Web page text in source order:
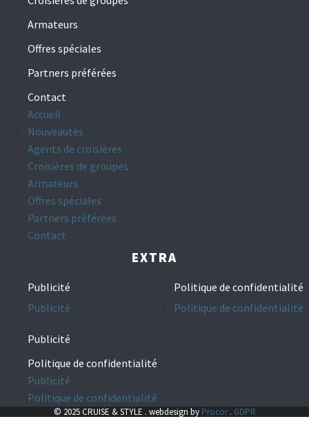
Armateurs
Offres spéciales
Partners préférées
Contact
Accueil
Nouveautés
Agents de croisières
Croisières de groupes
Armateurs
Offres spéciales
Partners préférées
Contact
EXTRA
Publicité
Politique de confidentialité
Publicité
Politique de confidentialité
Publicité
Politique de confidentialité
Publicité
Politique de confidentialité
© 2025 CRUISE & STYLE . webdesign by Procor. GDPR